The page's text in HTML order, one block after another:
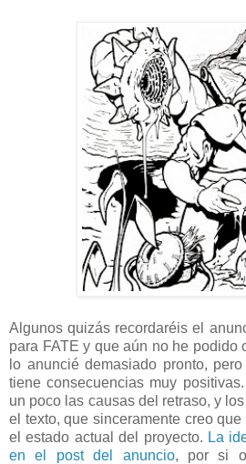
Algunos quizás recordaréis el
para FATE y que aún no he
lo anuncié demasiado pronto,
tiene consecuencias muy
un poco las causas del retraso, y
el texto, que sinceramente creo
el estado actual del proyecto. La
en el post del anuncio, por si